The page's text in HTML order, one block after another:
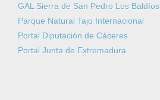
GAL Sierra de San Pedro Los Baldíos
Parque Natural Tajo Internacional
Portal Diputación de Cáceres
Portal Junta de Extremadura